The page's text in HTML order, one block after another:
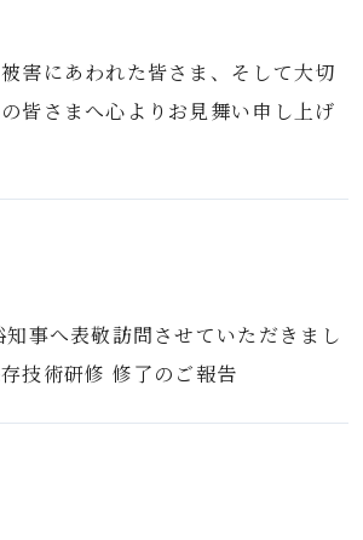
害にあわれた皆さま、そして大切
皆さまへ心よりお見舞い申し上げ
事へ表敬訪問させていただきまし
技術研修 修了のご報告